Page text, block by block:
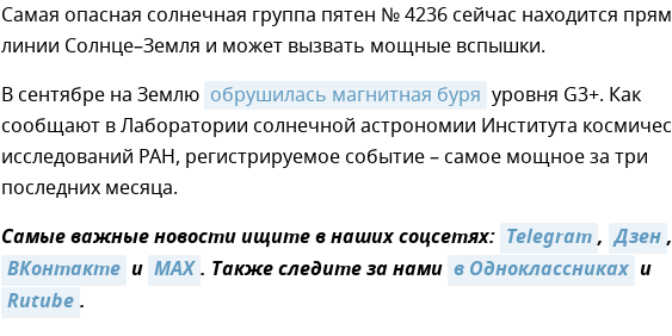
Самая опасная солнечная группа пятен № 4236 сейчас находится
линии Солнце–Земля и может вызвать мощные вспышки.
В сентябре на Землю обрушилась магнитная буря уровня G3+. Как
сообщают в Лаборатории солнечной астрономии Института
исследований РАН, регистрируемое событие – самое мощное за три
последних месяца.
Самые важные новости ищите в наших соцсетях: Telegram, Дзен,
ВКонтакте и MAX. Также следите за нами в Одноклассниках и
Rutube.